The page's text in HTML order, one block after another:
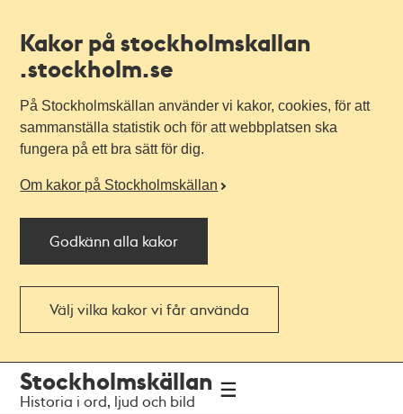
Kakor på stockholmskallan
.stockholm.se
På Stockholmskällan använder vi kakor, cookies, för att
sammanställa statistik och för att webbplatsen ska
fungera på ett bra sätt för dig.
Om kakor på Stockholmskällan
Godkänn alla kakor
Välj vilka kakor vi får använda
navigationen
huvudinnehållet
Stockholmskällan
Historia i ord, ljud och bild